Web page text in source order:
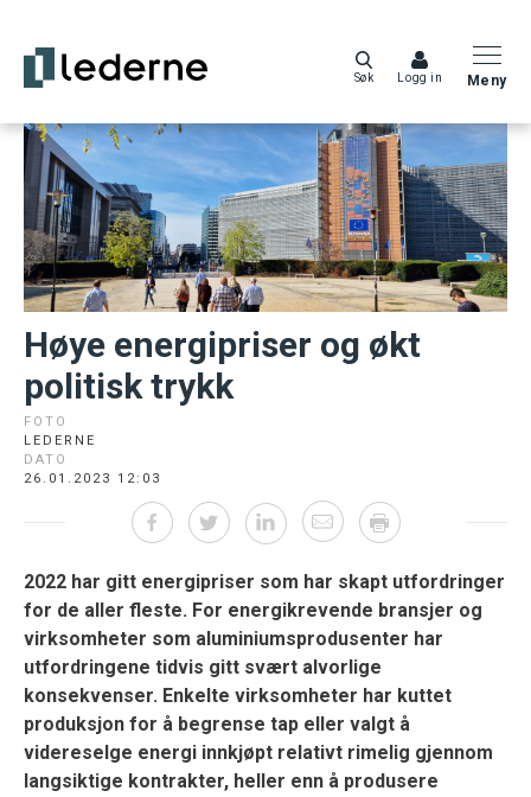
Søk Logg in Meny
Høye energipriser og økt
politisk trykk
FOTO
LEDERNE
DATO
26.01.2023 12:03
2022 har gitt energipriser som har skapt utfordringer
for de aller fleste. For energikrevende bransjer og
virksomheter som aluminiumsprodusenter har
utfordringene tidvis gitt svært alvorlige
konsekvenser. Enkelte virksomheter har kuttet
produksjon for å begrense tap eller valgt å
videreselge energi innkjøpt relativt rimelig gjennom
langsiktige kontrakter, heller enn å produsere